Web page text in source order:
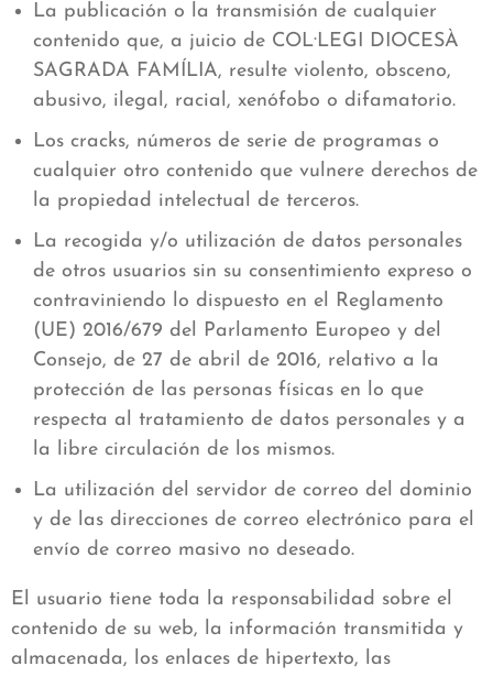
La publicación o la transmisión de cualquier
contenido que, a juicio de COL·LEGI DIOCESÀ
SAGRADA FAMÍLIA, resulte violento, obsceno,
abusivo, ilegal, racial, xenófobo o difamatorio.
Los cracks, números de serie de programas o
cualquier otro contenido que vulnere derechos de
la propiedad intelectual de terceros.
La recogida y/o utilización de datos personales
de otros usuarios sin su consentimiento expreso o
contraviniendo lo dispuesto en el Reglamento
(UE) 2016/679 del Parlamento Europeo y del
Consejo, de 27 de abril de 2016, relativo a la
protección de las personas físicas en lo que
respecta al tratamiento de datos personales y a
la libre circulación de los mismos.
La utilización del servidor de correo del dominio
y de las direcciones de correo electrónico para el
envío de correo masivo no deseado.
El usuario tiene toda la responsabilidad sobre el
contenido de su web, la información transmitida y
almacenada, los enlaces de hipertexto, las